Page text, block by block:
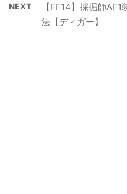
NEXT
【FF14】採掘師
法【ディガー】